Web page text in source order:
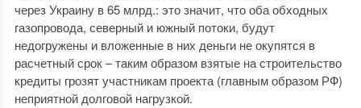
через Украину в 65 млрд.: это значит, что оба обходных
газопровода, северный и южный потоки, будут
недогружены и вложенные в них деньги не окупятся в
расчетный срок ‒ таким образом взятые на строительство
кредиты грозят участникам проекта (главным образом РФ)
неприятной долговой нагрузкой.